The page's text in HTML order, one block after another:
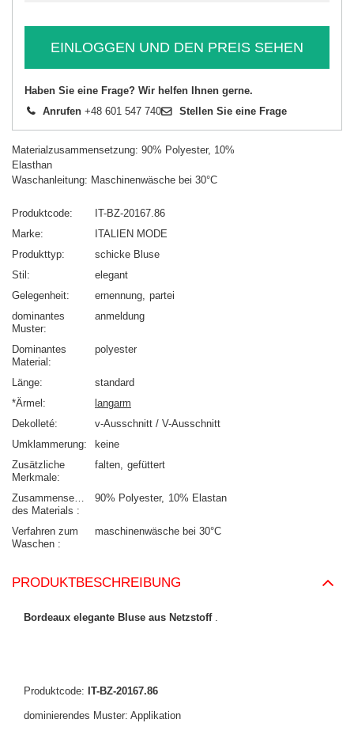
EINLOGGEN UND DEN PREIS SEHEN
Haben Sie eine Frage? Wir helfen Ihnen gerne.
Anrufen +48 601 547 740 Stellen Sie eine Frage
Materialzusammensetzung: 90% Polyester, 10%
Elasthan
Waschanleitung: Maschinenwäsche bei 30°C
Produktcode
IT-BZ-20167.86
Marke
ITALIEN MODE
Produkttyp
schicke Bluse
Stil
elegant
Gelegenheit
ernennung partei
dominantes
Muster
anmeldung
Dominantes
Material
polyester
Länge
standard
*Ärmel
langarm
Dekolleté
v-Ausschnitt / V-Ausschnitt
Umklammerung
keine
Zusätzliche
Merkmale
falten gefüttert
Zusammensetzung
des Materials
90% Polyester 10% Elastan
Verfahren zum
Waschen
maschinenwäsche bei 30°C
PRODUKTBESCHREIBUNG
Bordeaux elegante Bluse aus Netzstoff.
Produktcode: IT-BZ-20167.86
dominierendes Muster: Applikation